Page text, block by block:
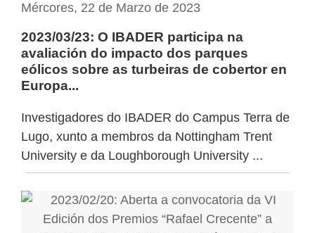
Mércores, 22 de Marzo de 2023
2023/03/23: O IBADER participa na
avaliación do impacto dos parques
eólicos sobre as turbeiras de cobertor en
Europa...
Investigadores do IBADER do Campus Terra de
Lugo, xunto a membros da Nottingham Trent
University e da Loughborough University ...